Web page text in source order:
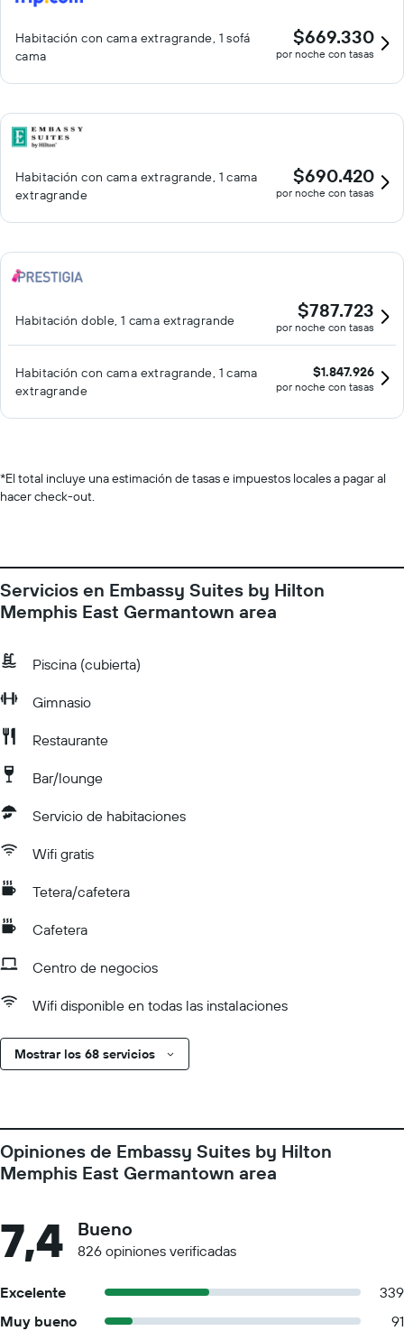
Habitación con cama extragrande, 1 sofá
cama
$669.330
por noche con tasas
Habitación con cama extragrande, 1 cama
extragrande
$690.420
por noche con tasas
Habitación doble, 1 cama extragrande $787.723
por noche con tasas
Habitación con cama extragrande, 1 cama
extragrande
$1.847.926
por noche con tasas
*El total incluye una estimación de tasas e impuestos locales a pagar al
hacer check-out.
Servicios en Embassy Suites by Hilton
Memphis East Germantown area
Piscina (cubierta)
Gimnasio
Restaurante
Bar/lounge
Servicio de habitaciones
Wifi gratis
Tetera/cafetera
Cafetera
Centro de negocios
Wifi disponible en todas las instalaciones
Mostrar los 68 servicios
Opiniones de Embassy Suites by Hilton
Memphis East Germantown area
7,4 Bueno
826 opiniones verificadas
Excelente
339
Muy bueno
91